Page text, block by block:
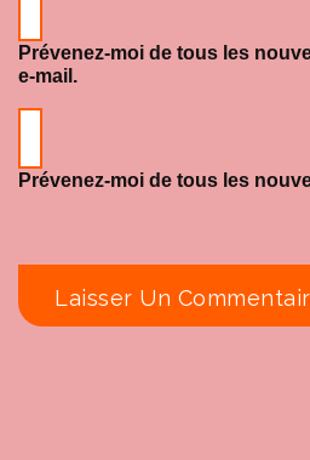
Prévenez-moi de tous les
e-mail.
Prévenez-moi de tous les